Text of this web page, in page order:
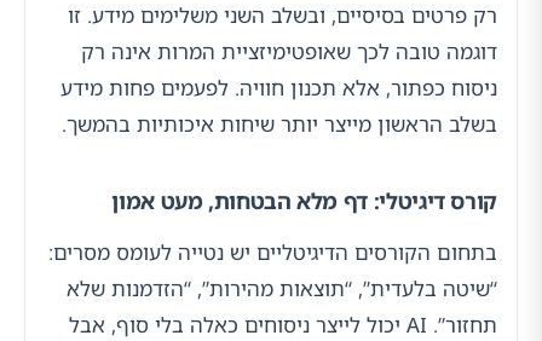
רק פרטים בסיסיים, ובשלב השני משלימים מידע. זו
דוגמה טובה לכך שאופטימיזציית המרות אינה רק
ניסוח כפתור, אלא תכנון חוויה. לפעמים פחות מידע
בשלב הראשון מייצר יותר שיחות איכותיות בהמשך.
קורס דיגיטלי: דף מלא הבטחות, מעט אמון
בתחום הקורסים הדיגיטליים יש נטייה לעומס מסרים:
“שיטה בלעדית”, “תוצאות מהירות”, “הזדמנות שלא
תחזור”. AI יכול לייצר ניסוחים כאלה בלי סוף, אבל